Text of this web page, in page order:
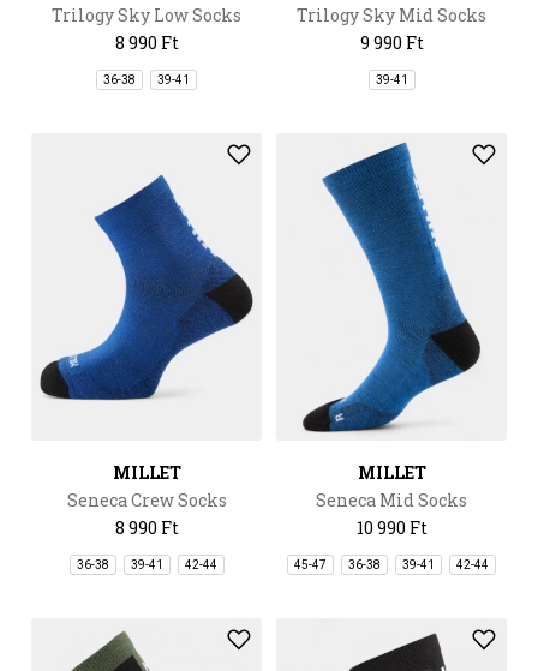
Trilogy Sky Low Socks
8 990 Ft
36-38 39-41
Trilogy Sky Mid Socks
9 990 Ft
39-41
MILLET
Seneca Crew Socks
8 990 Ft
36-38 39-41 42-44
MILLET
Seneca Mid Socks
10 990 Ft
45-47 36-38 39-41 42-44